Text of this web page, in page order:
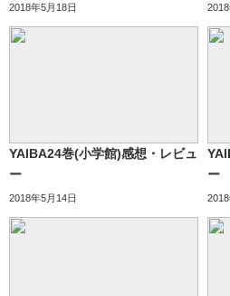
2018年5月18日
YAIBA24巻(小学館)感想・レビュ
ー
2018年5月14日
ー